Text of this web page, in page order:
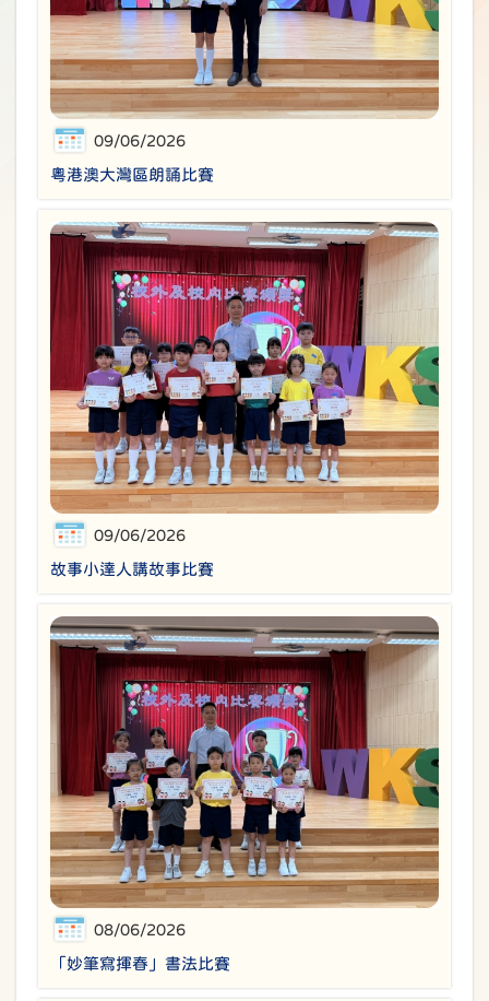
09/06/2026
粵港澳大灣區朗誦比賽
09/06/2026
故事小達人講故事比賽
08/06/2026
「妙筆寫揮春」書法比賽